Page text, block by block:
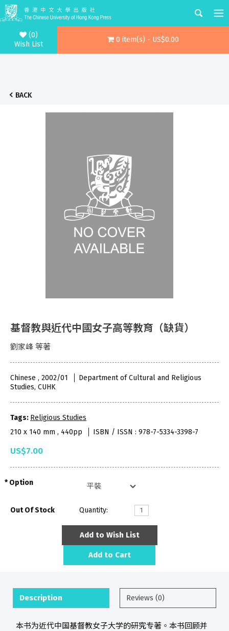
(0)
Wish List
0 item(s) - US$0.00
BACK
基督教與近代中國女子高等教育（缺貨）
劉家峰 等著
Chinese , 2002/01
Department of Cultural and Religious
Studies, CUHK
Tags: Religious Studies
210 x 140 mm , 440pp
ISBN / ISSN : 978-7-5334-3398-7
US$7.00
Option
Out Of Stock Quantity:
Add to Wish List
Add to Cart
Description Reviews (0)
本书为近代中国基督教女子大学的研究专著。本书回顾并